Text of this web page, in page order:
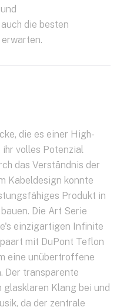
die besten
die es einer High-
volles Potenzial
das Verständnis der
Kabeldesign konnte
Produkt in
Die Art Serie
einzigartigen Infinite
mit DuPont Teflon
eine unübertroffene
Der transparente
Klang bei und
da der zentrale